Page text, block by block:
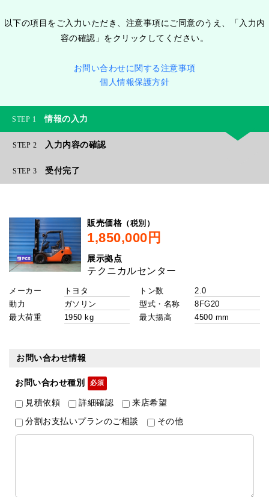
以下の項目をご入力いただき、注意事項にご同意のうえ、「入力内
容の確認」をクリックしてください。
お問い合わせに関する注意事項
個人情報保護方針
1 情報の入力
2 入力内容の確認
3 受付完了
販売価格 （税別）
展示拠点
メーカー
トン数
動力
型式・名称
最大荷重
最大揚高
お問い合わせ情報
お問い合わせ種別
見積依頼 詳細確認 来店希望
分割お支払いプランのご相談 その他